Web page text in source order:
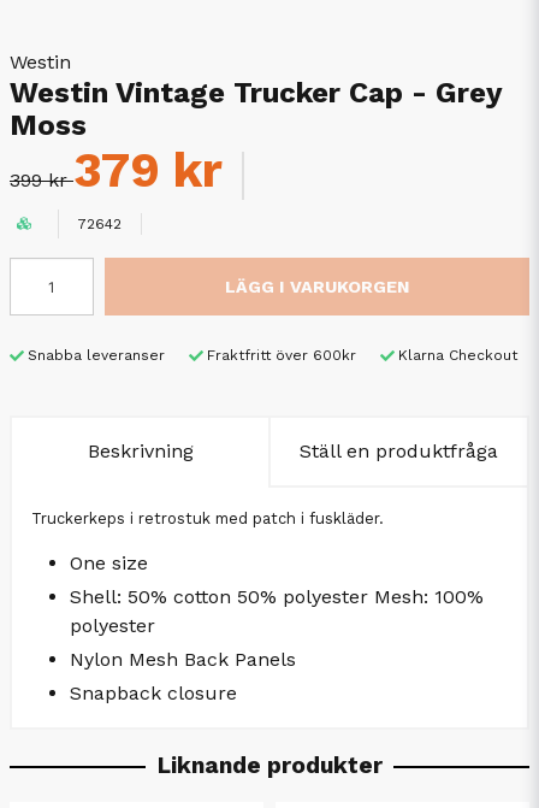
Westin
Westin Vintage Trucker Cap - Grey
Moss
399 kr379 kr
72642
LÄGG I VARUKORGEN
Snabba leveranser Fraktfritt över 600kr Klarna Checkout
Beskrivning Ställ en produktfråga
Truckerkeps i retrostuk med patch i fuskläder.
One size
Shell: 50% cotton 50% polyester Mesh: 100%
polyester
Nylon Mesh Back Panels
Snapback closure
Liknande produkter